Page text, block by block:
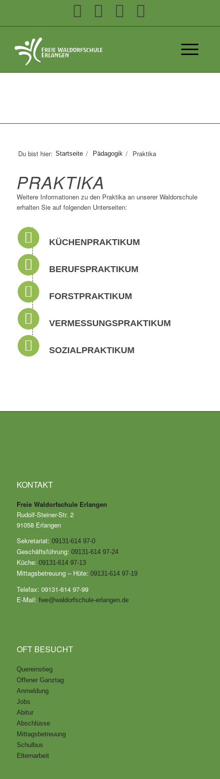
Du bist hier: Startseite / Pädagogik / Praktika
PRAKTIKA
Weitere Informationen zu den Praktika an unserer Waldorschule
erhalten Sie auf folgenden Unterseiten:
KÜCHENPRAKTIKUM
BERUFSPRAKTIKUM
FORSTPRAKTIKUM
VERMESSUNGSPRAKTIKUM
SOZIALPRAKTIKUM
KONTAKT
Freie Waldorfschule Erlangen
Rudolf-Steiner-Str. 2
91058 Erlangen
Sekretariat: 09131-614 97-0
Geschäftsführung: 09131-614 97-24
Küche: 09131-614 97-13
Mittagsbetreuung – Hüte: 09131-614 97-19
Telefax: 09131-614 97-99
E-Mail: fwe@waldorfschule-erlangen.de
OFT BESUCHT
Quereinstieg
Offener Ganztag
Anmeldung
Jobs
Abitur
Abschlüsse
Mittagsbetreuung
Schulbus
Elternarbeit